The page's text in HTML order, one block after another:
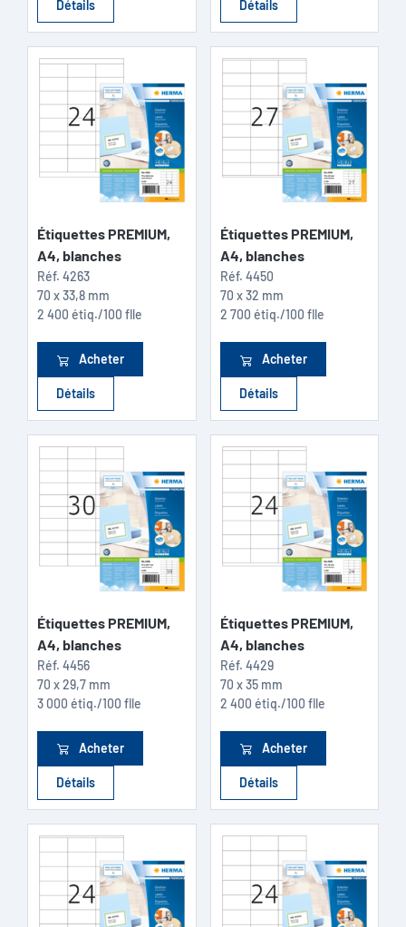
Détails Détails
Étiquettes PREMIUM,
A4, blanches
Réf. 4263
70 x 33,8 mm
2 400 étiq./100 flle
Acheter
Détails
Étiquettes PREMIUM,
A4, blanches
Réf. 4450
70 x 32 mm
2 700 étiq./100 flle
Acheter
Détails
Étiquettes PREMIUM,
A4, blanches
Réf. 4456
70 x 29,7 mm
3 000 étiq./100 flle
Acheter
Détails
Étiquettes PREMIUM,
A4, blanches
Réf. 4429
70 x 35 mm
2 400 étiq./100 flle
Acheter
Détails